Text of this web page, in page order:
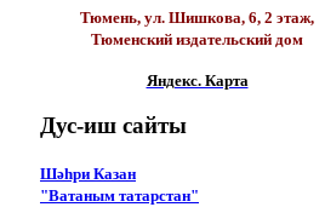
Тюмень, ул. Шишкова, 6, 2 этаж,
Тюменский издательский дом
Яндекс. Карта
Дус-иш сайты
Шәһри Казан
"Ватаным татарстан"